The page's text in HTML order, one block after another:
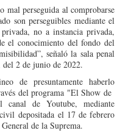
mal perseguida al comprobarse
son perseguibles mediante el
no a instancia privada,
el conocimiento del fondo del
señaló la sala penal
del 2 de junio de 2022.
de presuntamente haberlo
del programa "El Show de
de Youtube, mediante
depositada el 17 de febrero
de la Suprema.